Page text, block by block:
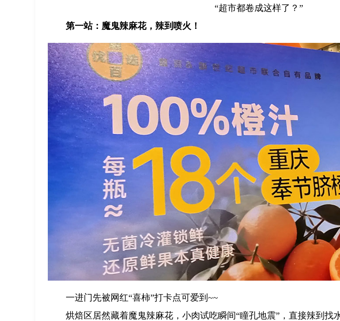
“超市都卷成这样了？”
第一站：魔鬼辣麻花，辣到喷火！
一进门先被网红“喜柿”打卡点可爱到~~
烘焙区居然藏着魔鬼辣麻花，小肉试吃瞬间“瞳孔地震”，直接辣到找